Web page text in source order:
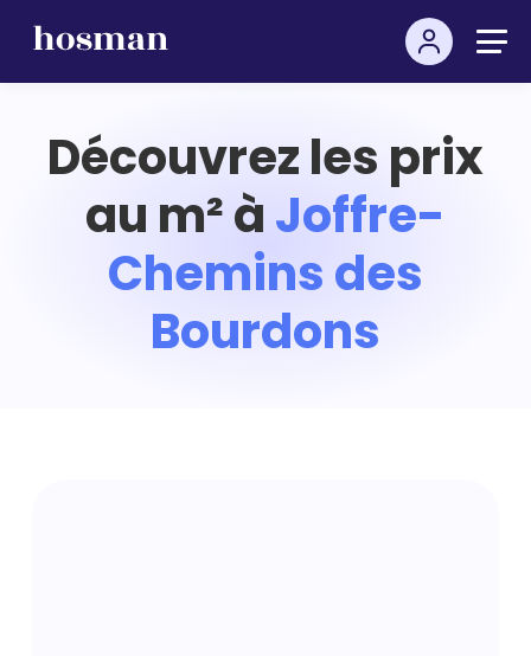
Découvrez les prix
au m² àJoffre-
Chemins des
Bourdons